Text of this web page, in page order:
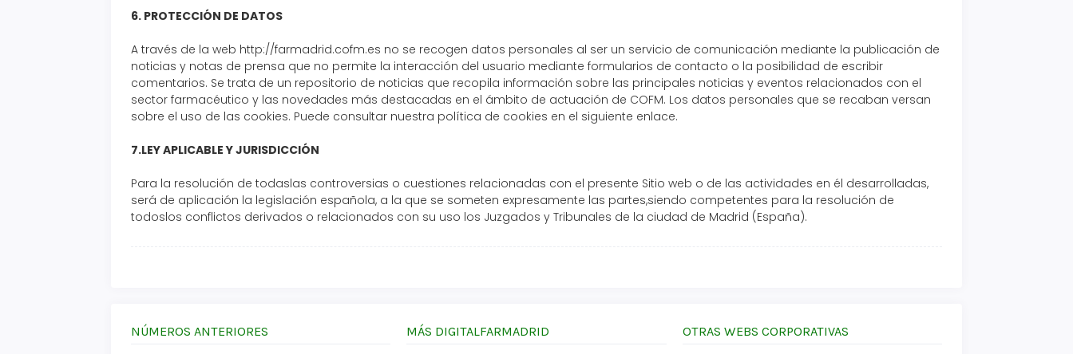
6. PROTECCIÓN DE DATOS
A través de la web http://farmadrid.cofm.es no se recogen datos personales al ser un servicio de comunicación mediante la publicación de
noticias y notas de prensa que no permite la interacción del usuario mediante formularios de contacto o la posibilidad de escribir
comentarios. Se trata de un repositorio de noticias que recopila información sobre las principales noticias y eventos relacionados con el
sector farmacéutico y las novedades más destacadas en el ámbito de actuación de COFM. Los datos personales que se recaban versan
sobre el uso de las cookies. Puede consultar nuestra política de cookies en el siguiente enlace.
7.LEY APLICABLE Y JURISDICCIÓN
Para la resolución de todaslas controversias o cuestiones relacionadas con el presente Sitio web o de las actividades en él desarrolladas,
será de aplicación la legislación española, a la que se someten expresamente las partes,siendo competentes para la resolución de
todoslos conflictos derivados o relacionados con su uso los Juzgados y Tribunales de la ciudad de Madrid (España).
NÚMEROS ANTERIORES MÁS DIGITALFARMADRID OTRAS WEBS CORPORATIVAS